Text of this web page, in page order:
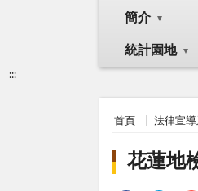
簡介
統計園地
:::
首頁 法律宣
花蓮地